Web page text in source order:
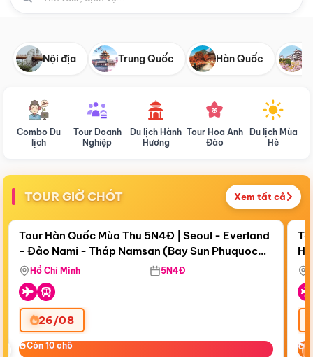
Nội địa Trung Quốc Hàn Quốc
Combo Du
lịch
Tour Doanh
Nghiệp
Du lịch Hành
Hương
Tour Hoa Anh
Đào
Du lịch Mùa
Hè
TOUR GIỜ CHÓT Xem tất cả
Còn18 ngày 07:06:38
Bay Sun Phuquoc Airways
Điểm nổi bật
Tour Hàn Quốc Mùa Thu 5N4Đ | Seoul - Everland
- Đảo Nami - Tháp Namsan (Bay Sun Phuquoc
Airways)
Hồ Chí Minh 5N4Đ
26/08
Còn 10 chỗ
Còn 10 chỗ